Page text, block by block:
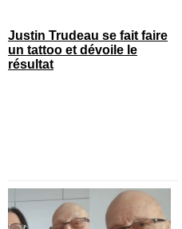
Justin Trudeau se fait faire
un tattoo et dévoile le
résultat